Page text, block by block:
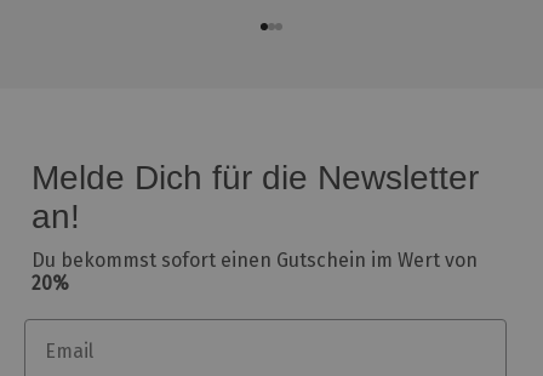
In den Artikel gehen 1
In den Artikel gehen 2
In den Artikel gehen 3
Melde Dich für die Newsletter
an!
Du bekommst sofort einen Gutschein im Wert von
20%
Email